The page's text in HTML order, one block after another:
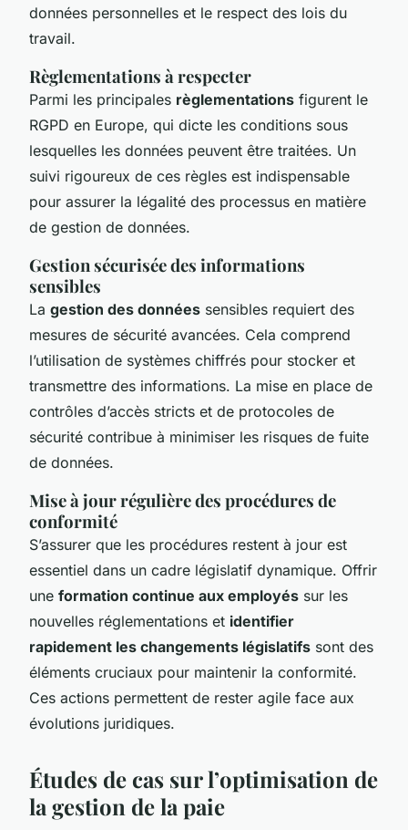
données personnelles et le respect des lois du
travail.
Règlementations à respecter
Parmi les principales règlementations figurent le
RGPD en Europe, qui dicte les conditions sous
lesquelles les données peuvent être traitées. Un
suivi rigoureux de ces règles est indispensable
pour assurer la légalité des processus en matière
de gestion de données.
Gestion sécurisée des informations
sensibles
La gestion des données sensibles requiert des
mesures de sécurité avancées. Cela comprend
l’utilisation de systèmes chiffrés pour stocker et
transmettre des informations. La mise en place de
contrôles d’accès stricts et de protocoles de
sécurité contribue à minimiser les risques de fuite
de données.
Mise à jour régulière des procédures de
conformité
S’assurer que les procédures restent à jour est
essentiel dans un cadre législatif dynamique. Offrir
une formation continue aux employés sur les
nouvelles réglementations et identifier
rapidement les changements législatifs sont des
éléments cruciaux pour maintenir la conformité.
Ces actions permettent de rester agile face aux
évolutions juridiques.
Études de cas sur l’optimisation de
la gestion de la paie